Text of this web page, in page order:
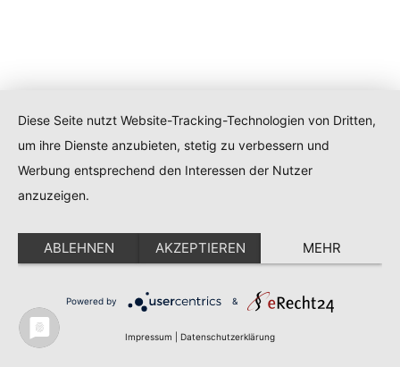
Diese Seite nutzt Website-Tracking-Technologien von Dritten,
um ihre Dienste anzubieten, stetig zu verbessern und
Werbung entsprechend den Interessen der Nutzer
anzuzeigen.
ABLEHNEN AKZEPTIEREN MEHR
Powered by &
Impressum Datenschutzerklärung